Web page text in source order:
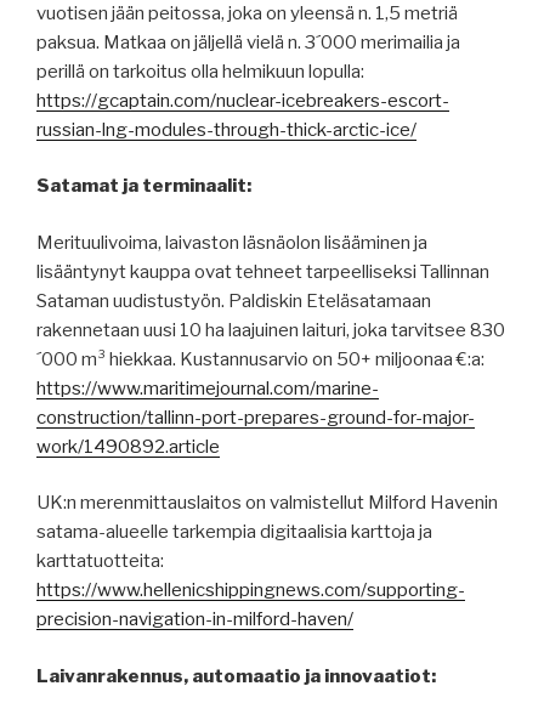
vuotisen jään peitossa, joka on yleensä n. 1,5 metriä
paksua. Matkaa on jäljellä vielä n. 3´000 merimailia ja
perillä on tarkoitus olla helmikuun lopulla:
https://gcaptain.com/nuclear-icebreakers-escort-
russian-lng-modules-through-thick-arctic-ice/
Satamat ja terminaalit:
Merituulivoima, laivaston läsnäolon lisääminen ja
lisääntynyt kauppa ovat tehneet tarpeelliseksi Tallinnan
Sataman uudistustyön. Paldiskin Eteläsatamaan
rakennetaan uusi 10 ha laajuinen laituri, joka tarvitsee 830
´000 m³ hiekkaa. Kustannusarvio on 50+ miljoonaa €:a:
https://www.maritimejournal.com/marine-
construction/tallinn-port-prepares-ground-for-major-
work/1490892.article
UK:n merenmittauslaitos on valmistellut Milford Havenin
satama-alueelle tarkempia digitaalisia karttoja ja
karttatuotteita:
https://www.hellenicshippingnews.com/supporting-
precision-navigation-in-milford-haven/
Laivanrakennus, automaatio ja innovaatiot: